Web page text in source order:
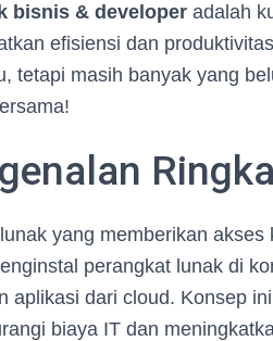
bisnis & developer adalah
efisiensi dan
tetapi masih banyak yang
yang memberikan akses
perangkat lunak di
aplikasi dari cloud. Konsep
biaya IT dan